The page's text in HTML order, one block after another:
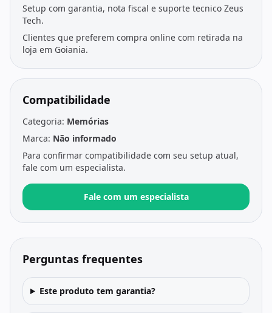
Setup com garantia, nota fiscal e suporte tecnico Zeus
Tech.
Clientes que preferem compra online com retirada na
loja em Goiania.
Compatibilidade
Categoria: Memórias
Marca: Não informado
Para confirmar compatibilidade com seu setup atual,
fale com um especialista.
Fale com um especialista
Perguntas frequentes
Este produto tem garantia?